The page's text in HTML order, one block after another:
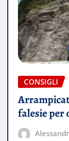
CONSIGLI
falesie per